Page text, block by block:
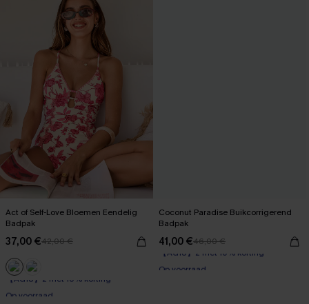
Act of Self-Love Bloemen Eendelig
Badpak
37,00 €42,00 €
【AG18】2 met 10% korting
Coconut Paradise Buikcorrigerend
Badpak
41,00 €46,00 €
【AG18】2 met 10% korting